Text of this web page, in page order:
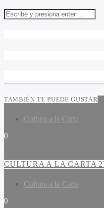
TAMBIÉN TE PUEDE GUSTAR
Cultura a la Carta
0
CULTURA A LA CARTA
Cultura a la Carta
0